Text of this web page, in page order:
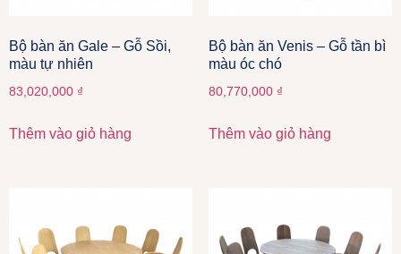
Bộ bàn ăn Gale – Gỗ Sồi,
màu tự nhiên
83,020,000 ₫
Thêm vào giỏ hàng
Bộ bàn ăn Venis – Gỗ tần bì
màu óc chó
80,770,000 ₫
Thêm vào giỏ hàng